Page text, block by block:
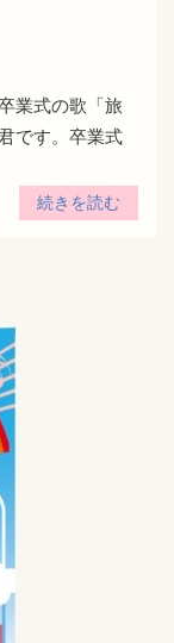
業式の歌「旅
です。卒業式
続きを読む